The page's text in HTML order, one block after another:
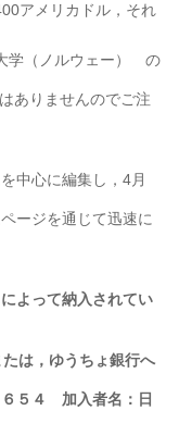
アメリカドル，それ
学（ノルウェー） の
ありませんのでご注
中心に編集し，4月
ージを通じて迅速に
よって納入されてい
は，ゆうちょ銀行へ
５４ 加入者名：日